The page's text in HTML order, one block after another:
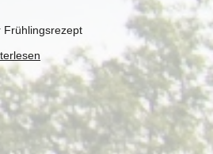
Frühlingsrezept